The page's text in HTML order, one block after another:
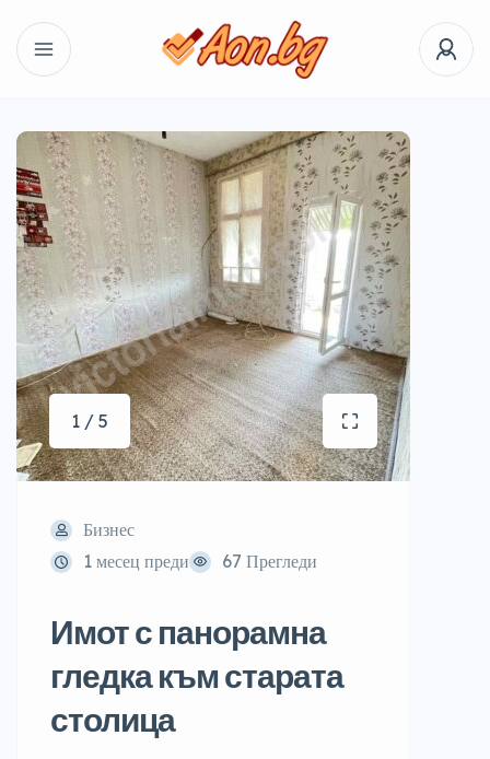
1 / 5
Бизнес
1 месец преди
67 Прегледи
Имот с панорамна
гледка към старата
столица